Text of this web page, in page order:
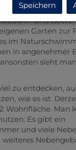
7.193 m2 hat
und
Garten zur
im
in angenehmer
sieht
zu entdecken,
wie es ist.
Wohnfläche. Man
Es gibt ein
und viele
Speichern